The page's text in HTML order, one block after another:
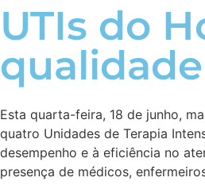
UTIs do
Esta quarta-feira, 18 de junho,
quatro Unidades de Terapia
desempenho e à eficiência no
presença de médicos,